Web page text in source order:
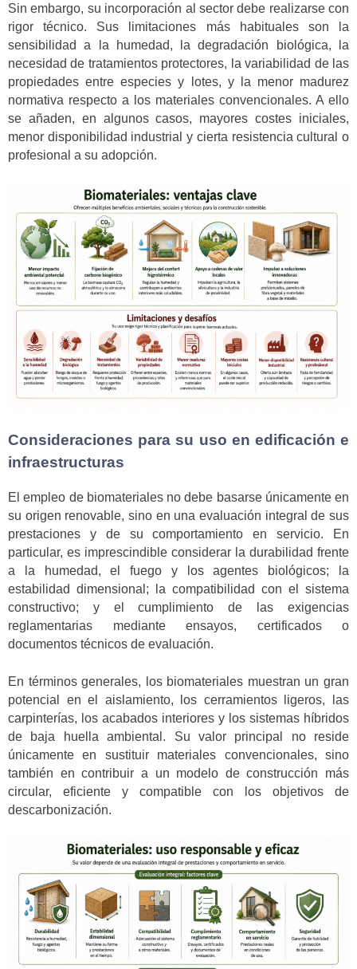
Sin embargo, su incorporación al sector debe realizarse con
rigor técnico. Sus limitaciones más habituales son la
sensibilidad a la humedad, la degradación biológica, la
necesidad de tratamientos protectores, la variabilidad de las
propiedades entre especies y lotes, y la menor madurez
normativa respecto a los materiales convencionales. A ello
se añaden, en algunos casos, mayores costes iniciales,
menor disponibilidad industrial y cierta resistencia cultural o
profesional a su adopción.
Consideraciones para su uso en edificación e
infraestructuras
El empleo de biomateriales no debe basarse únicamente en
su origen renovable, sino en una evaluación integral de sus
prestaciones y de su comportamiento en servicio. En
particular, es imprescindible considerar la durabilidad frente
a la humedad, el fuego y los agentes biológicos; la
estabilidad dimensional; la compatibilidad con el sistema
constructivo; y el cumplimiento de las exigencias
reglamentarias mediante ensayos, certificados o
documentos técnicos de evaluación.
En términos generales, los biomateriales muestran un gran
potencial en el aislamiento, los cerramientos ligeros, las
carpinterías, los acabados interiores y los sistemas híbridos
de baja huella ambiental. Su valor principal no reside
únicamente en sustituir materiales convencionales, sino
también en contribuir a un modelo de construcción más
circular, eficiente y compatible con los objetivos de
descarbonización.